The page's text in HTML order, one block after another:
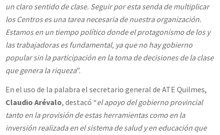
un claro sentido de clase. Seguir por esta senda de multiplicar
los Centros es una tarea necesaria de nuestra organización.
Estamos en un tiempo político donde el protagonismo de los y
las trabajadoras es fundamental, ya que no hay gobierno
popular sin la participación en la toma de decisiones de la clase
que genera la riqueza”.
En el uso de la palabra el secretario general de ATE Quilmes,
Claudio Arévalo, destacó “el apoyo del gobierno provincial
tanto en la provisión de estas herramientas como en la
inversión realizada en el sistema de salud y en educación que